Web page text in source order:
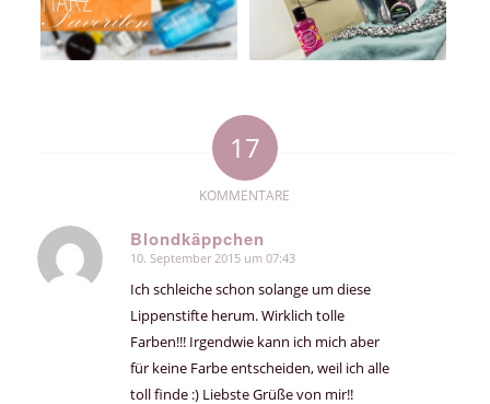
17
KOMMENTARE
Blondkäppchen
sagte:
10. September 2015 um 07:43
Ich schleiche schon solange um diese
Lippenstifte herum. Wirklich tolle
Farben!!! Irgendwie kann ich mich aber
für keine Farbe entscheiden, weil ich alle
toll finde :) Liebste Grüße von mir!!